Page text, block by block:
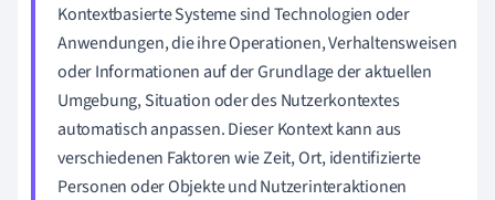
Kontextbasierte Systeme sind Technologien oder
Anwendungen, die ihre Operationen, Verhaltensweisen
oder Informationen auf der Grundlage der aktuellen
Umgebung, Situation oder des Nutzerkontextes
automatisch anpassen. Dieser Kontext kann aus
verschiedenen Faktoren wie Zeit, Ort, identifizierte
Personen oder Objekte und Nutzerinteraktionen